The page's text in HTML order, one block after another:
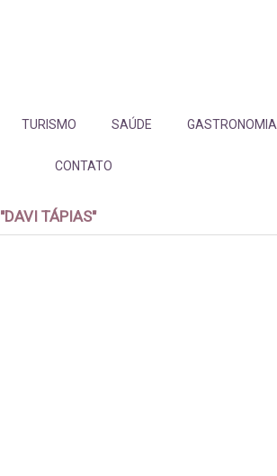
TURISMO SAÚDE GASTRONOMIA
CONTATO
"DAVI TÁPIAS"